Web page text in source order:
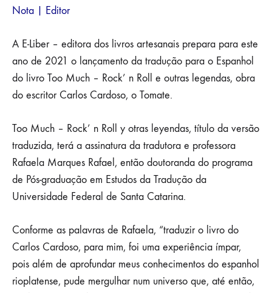
PARA
O
DE
LIVRO
CARDOSO,
TOMATE
E-
Liber
prepara
lançamento
de
tradução
para
Espanhol
de
Nota | Editor
A E-Liber – editora dos livros artesanais prepara para este
ano de 2021 o lançamento da tradução para o Espanhol
do livro Too Much – Rock’ n Roll e outras legendas, obra
do escritor Carlos Cardoso, o Tomate.
Too Much – Rock’ n Roll y otras leyendas, título da versão
traduzida, terá a assinatura da tradutora e professora
Rafaela Marques Rafael, então doutoranda do programa
de Pós-graduação em Estudos da Tradução da
Universidade Federal de Santa Catarina.
Conforme as palavras de Rafaela, “traduzir o livro do
Carlos Cardoso, para mim, foi uma experiência ímpar,
pois além de aprofundar meus conhecimentos do espanhol
rioplatense, pude mergulhar num universo que, até então,